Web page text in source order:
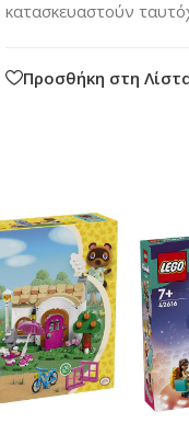
κατασκευαστούν
Προσθήκη στη